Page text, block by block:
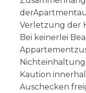
Verletzung der
Bei keinerlei
Kaution
Auschecken